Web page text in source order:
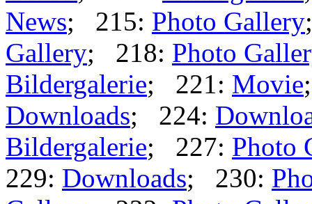
News; 215: Photo Gallery
Gallery; 218: Photo
Bildergalerie; 221: Movie
Downloads; 224:
Bildergalerie; 227: Photo
229: Downloads; 230: